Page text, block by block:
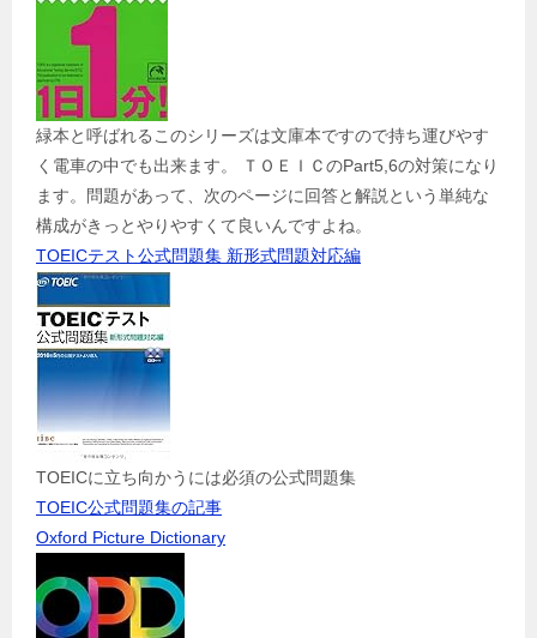
緑本と呼ばれるこのシリーズは文庫本ですので持ち運びやす
く電車の中でも出来ます。 ＴＯＥＩＣのPart5,6の対策になり
ます。問題があって、次のページに回答と解説という単純な
構成がきっとやりやすくて良いんですよね。
TOEICテスト公式問題集 新形式問題対応編
TOEICに立ち向かうには必須の公式問題集
TOEIC公式問題集の記事
Oxford Picture Dictionary